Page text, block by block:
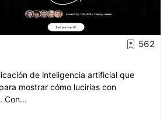
562
de inteligencia artificial que
mostrar cómo lucirías con
Con...